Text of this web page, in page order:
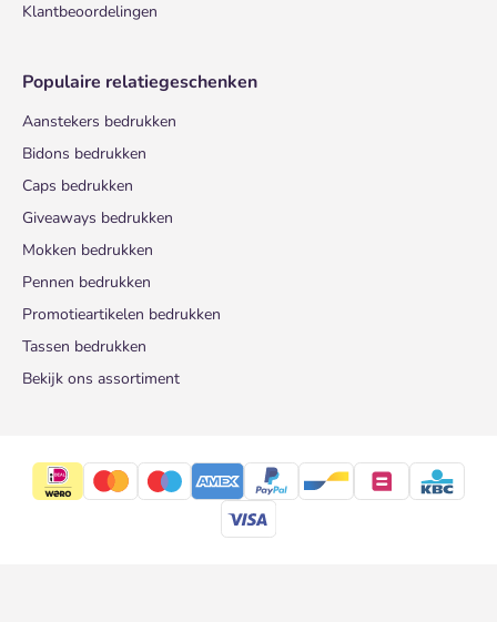
Klantbeoordelingen
Populaire relatiegeschenken
Aanstekers bedrukken
Bidons bedrukken
Caps bedrukken
Giveaways bedrukken
Mokken bedrukken
Pennen bedrukken
Promotieartikelen bedrukken
Tassen bedrukken
Bekijk ons assortiment